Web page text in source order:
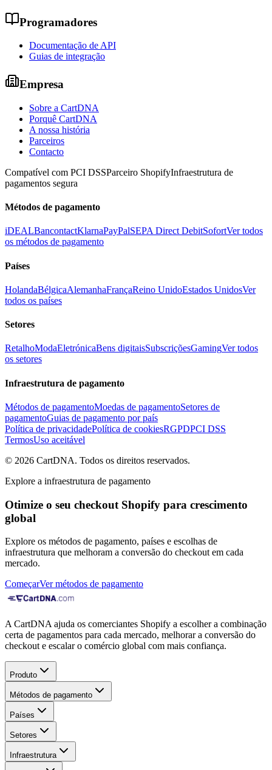
Programadores
Documentação de API
Guias de integração
Empresa
Sobre a CartDNA
Porquê CartDNA
A nossa história
Parceiros
Contacto
Compatível com PCI DSSParceiro ShopifyInfraestrutura de
pagamentos segura
Métodos de pagamento
iDEALBancontactKlarnaPayPalSEPA Direct DebitSofortVer todos
os métodos de pagamento
Países
HolandaBélgicaAlemanhaFrançaReino UnidoEstados UnidosVer
todos os países
Setores
RetalhoModaEletrónicaBens digitaisSubscriçõesGamingVer todos
os setores
Infraestrutura de pagamento
Métodos de pagamentoMoedas de pagamentoSetores de
pagamentoGuias de pagamento por país
Política de privacidadePolítica de cookiesRGPDPCI DSS
TermosUso aceitável
© 2026 CartDNA. Todos os direitos reservados.
Explore a infraestrutura de pagamento
Otimize o seu checkout Shopify para crescimento
global
Explore os métodos de pagamento, países e escolhas de
infraestrutura que melhoram a conversão do checkout em cada
mercado.
ComeçarVer métodos de pagamento
A CartDNA ajuda os comerciantes Shopify a escolher a combinação
certa de pagamentos para cada mercado, melhorar a conversão do
checkout e escalar o comércio global com mais confiança.
Produto
Métodos de pagamento
Países
Setores
Infraestrutura